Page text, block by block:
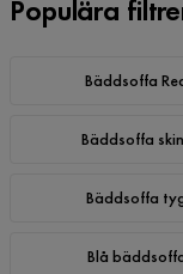
Populära
Bäddsoffa
Bäddsoffa
Bäddsoffa
Blå